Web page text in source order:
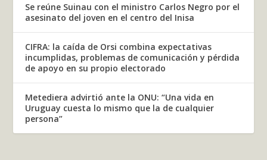
Se reúne Suinau con el ministro Carlos Negro por el
asesinato del joven en el centro del Inisa
CIFRA: la caída de Orsi combina expectativas
incumplidas, problemas de comunicación y pérdida
de apoyo en su propio electorado
Metediera advirtió ante la ONU: “Una vida en
Uruguay cuesta lo mismo que la de cualquier
persona”